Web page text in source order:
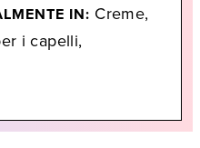
IN: Creme,
i capelli,